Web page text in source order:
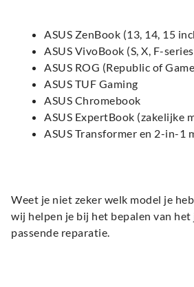
ASUS ZenBook (13, 14, 15
ASUS VivoBook (S, X, F-
ASUS ROG (Republic of
ASUS TUF Gaming
ASUS Chromebook
ASUS ExpertBook (zakelijke
ASUS Transformer en 2-in-1
Weet je niet zeker welk model je
wij helpen je bij het bepalen van
passende reparatie.